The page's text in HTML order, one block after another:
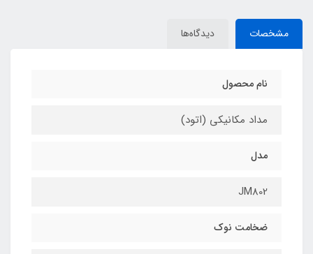
مشخصات دیدگاه‌ها
نام محصول
مداد مکانیکی (اتود)
مدل
JM802
ضخامت نوک